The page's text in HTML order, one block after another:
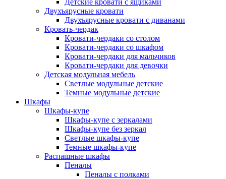
Детские кровати с ящиками
Двухъярусные кровати
Двухъярусные кровати с диванами
Кровать-чердак
Кровати-чердаки со столом
Кровати-чердаки со шкафом
Кровати-чердаки для мальчиков
Кровати-чердаки для девочки
Детская модульная мебель
Светлые модульные детские
Темные модульные детские
Шкафы
Шкафы-купе
Шкафы-купе с зеркалами
Шкафы-купе без зеркал
Светлые шкафы-купе
Темные шкафы-купе
Распашные шкафы
Пеналы
Пеналы с полками